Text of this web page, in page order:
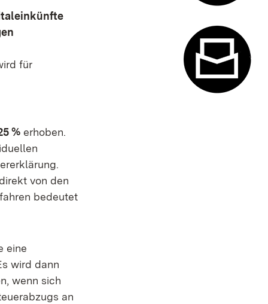
für
% erhoben.
von den
bedeutet
eine
wird dann
wenn sich
an